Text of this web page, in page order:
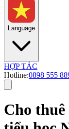
Language
HỢP TÁC
Hotline:0898 555
Cho